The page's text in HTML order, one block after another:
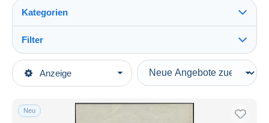
Anzeige
Kategorien
Hauptkategorien
Europa
Filter
Art der Verkäufe
Laufende Angebote
Festpreise
Neu